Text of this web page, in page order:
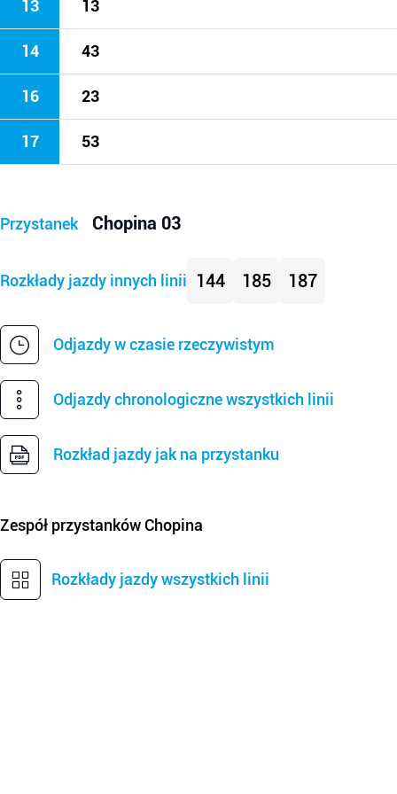
13 13
14 43
16 23
17 53
Przystanek Chopina 03
Rozkłady jazdy innych linii 144 185 187
Odjazdy w czasie rzeczywistym
Odjazdy chronologiczne wszystkich linii
Rozkład jazdy jak na przystanku
Zespół przystanków Chopina
Rozkłady jazdy wszystkich linii